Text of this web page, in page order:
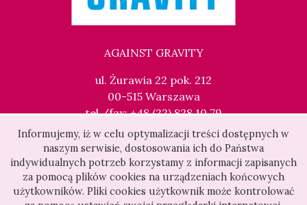
Informujemy, iż w celu optymalizacji treści dostępnych w
naszym serwisie, dostosowania ich do Państwa
indywidualnych potrzeb korzystamy z informacji zapisanych
za pomocą plików cookies na urządzeniach końcowych
użytkowników. Pliki cookies użytkownik może kontrolować
AGAINST GRAVITY
ul. Żurawia 22 pok. 212
00-515 Warszawa
tel./fax: +48 (22) 828 10 79
kontakt@againstgravity.pl